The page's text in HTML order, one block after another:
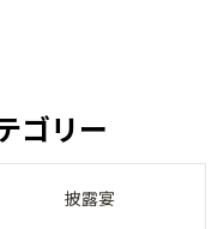
ゴリー
披露宴